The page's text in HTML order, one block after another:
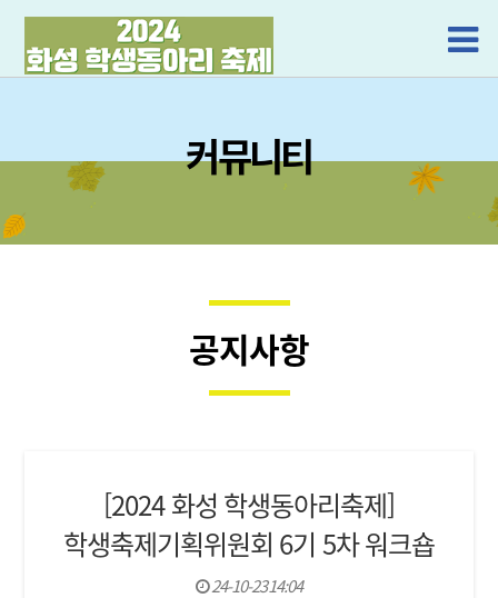
커뮤니티
공지사항
[2024 화성 학생동아리축제]
학생축제기획위원회 6기 5차 워크숍
24-10-23 14:04